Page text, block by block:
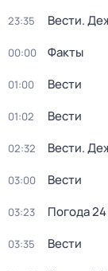
23:35 Вести.
00:00 Факты
01:00 Вести
01:02 Вести
02:32 Вести.
03:00 Вести
03:23 Погода 24
03:35 Вести